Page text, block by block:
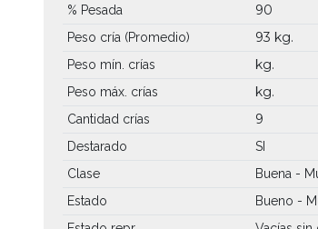
% Pesada 90
Peso cría (Promedio) 93 kg.
Peso mín. crías kg.
Peso máx. crías kg.
Cantidad crías 9
Destarado
SI
Clase
Buena -
Estado
Bueno -